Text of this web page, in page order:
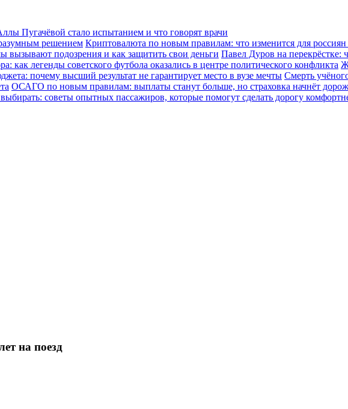
Пугачёвой стало испытанием и что говорят врачи
решением Криптовалюта по новым правилам: что изменится для россиян
вызывают подозрения и как защитить свои деньги Павел Дуров на перекрёстке:
как легенды советского футбола оказались в центре политического конфликта
почему высший результат не гарантирует место в вузе мечты Смерть
ОСАГО по новым правилам: выплаты станут больше, но страховка начнёт
советы опытных пассажиров, которые помогут сделать дорогу
на поезд